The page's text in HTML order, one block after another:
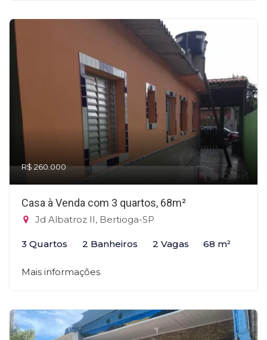
R$ 260.000
Casa à Venda com 3 quartos, 68m²
Jd Albatroz II, Bertioga-SP
3 Quartos 2 Banheiros 2 Vagas 68 m²
Mais informações